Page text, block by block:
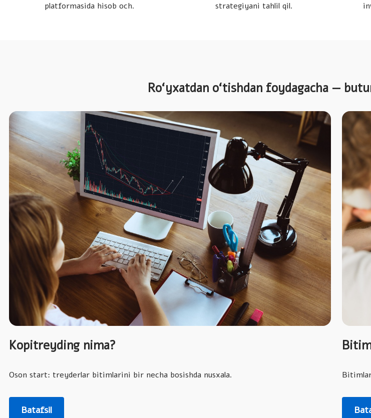
platformasida hisob och.
strategiyani tahlil qil.
Ro‘yxatdan o‘tishdan foydagacha —
Kopitreyding nima?
Oson start: treyderlar bitimlarini bir necha bosishda nusxala.
Batafsil